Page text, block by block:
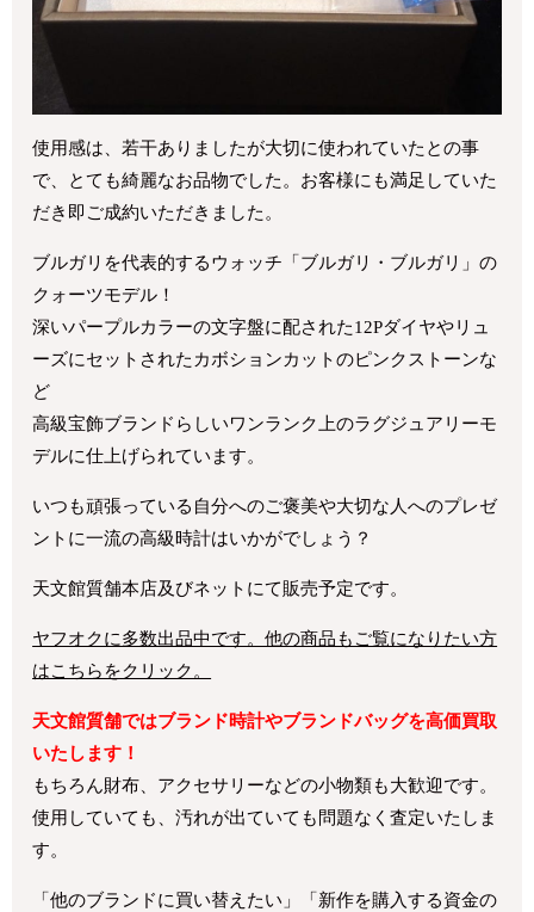
使用感は、若干ありましたが大切に使われていたとの事
で、とても綺麗なお品物でした。お客様にも満足していた
だき即ご成約いただきました。
ブルガリを代表的するウォッチ「ブルガリ・ブルガリ」の
クォーツモデル！
深いパープルカラーの文字盤に配された12Pダイヤやリュ
ーズにセットされたカボションカットのピンクストーンな
ど
高級宝飾ブランドらしいワンランク上のラグジュアリーモ
デルに仕上げられています。
いつも頑張っている自分へのご褒美や大切な人へのプレゼ
ントに一流の高級時計はいかがでしょう？
天文館質舗本店及びネットにて販売予定です。
ヤフオクに多数出品中です。他の商品もご覧になりたい方
はこちらをクリック。
天文館質舗ではブランド時計やブランドバッグを高価買取
いたします！
もちろん財布、アクセサリーなどの小物類も大歓迎です。
使用していても、汚れが出ていても問題なく査定いたしま
す。
「他のブランドに買い替えたい」「新作を購入する資金の